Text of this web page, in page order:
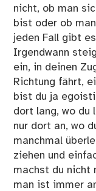
nicht, ob man
bist oder ob
jeden Fall gibt
Irgendwann
ein, in deinen
Richtung fährt,
bist du ja
dort lang, wo du
nur dort an, wo
manchmal
ziehen und
machst du nicht
man ist immer